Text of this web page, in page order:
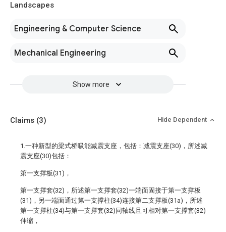
Landscapes
Engineering & Computer Science
Mechanical Engineering
Show more
Claims (3) Hide Dependent
1.一种新型的梁式桥吸能减震支座，包括：减震支座(30)，所述减
震支座(30)包括：
第一支撑板(31)，
第一支撑套(32)，所述第一支撑套(32)一端面固接于第一支撑板
(31)，另一端面通过第一支撑柱(34)连接第二支撑板(31a)，所述
第一支撑柱(34)与第一支撑套(32)同轴线且可相对第一支撑套(32)
伸缩，